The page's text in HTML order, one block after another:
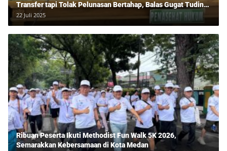
Transfer tapi Tolak Pelunasan Bertahap, Balas Gugat Tuding
Lawan Tipu Rp850 Juta
22 Juli 2025
Ribuan Peserta Ikuti Methodist Fun Walk 5K 2026,
Semarakkan Kebersamaan di Kota Medan